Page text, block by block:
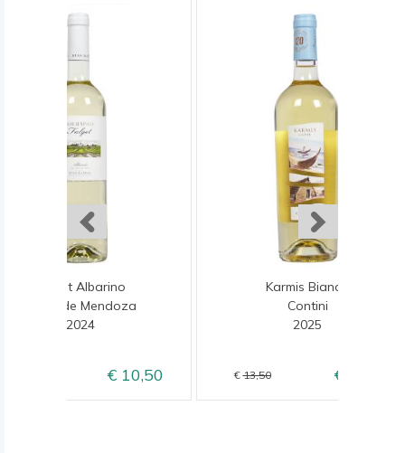
Fulget Albarino
Maior de Mendoza
2024
10,50
Karmis Bianco
Contini
2025
13,50